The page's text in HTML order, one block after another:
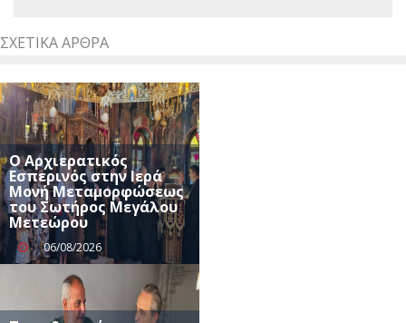
ΣΧΕΤΙΚΆ ΆΡΘΡΑ
Ο Αρχιερατικός
Εσπερινός στην Ιερά
Μονή Μεταμορφώσεως
του Σωτήρος Μεγάλου
Μετεώρου
06/08/2026